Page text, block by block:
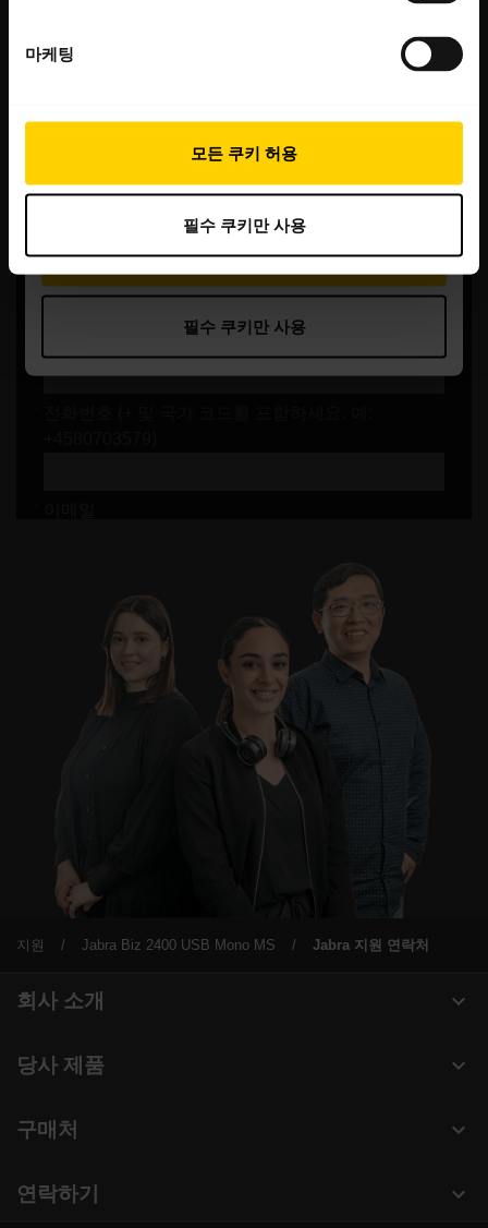
마케팅
모든 쿠키 허용
필수 쿠키만 사용
지원 Jabra Biz 2400 USB Mono MS Jabra 지원 연락처
expand_more
회사 소개
의 지속 가능성
새 소식 및 보도자료
expand_more
당사 제품
회의실 카메라
expand_more
구매처
expand_more
연락하기